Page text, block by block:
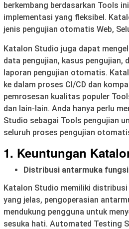
berkembang berdasarkan Tools
implementasi yang fleksibel.
jenis pengujian otomatis Web,
Katalon Studio juga dapat
data pengujian, kasus pengujian,
laporan pengujian otomatis.
ke dalam proses CI/CD dan
pemrosesan kualitas populer
dan lain-lain. Anda hanya perlu
Studio sebagai Tools pengujian
seluruh proses pengujian
1. Keuntungan
Distribusi antarmuka
Katalon Studio memiliki
yang jelas, pengoperasian
mendukung pengguna untuk
sesuka hati. Automated Testing